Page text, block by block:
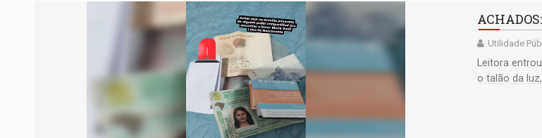
Utilidade
Leitora
o talão da